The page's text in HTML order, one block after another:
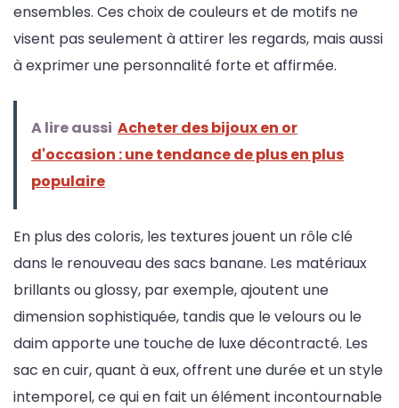
ensembles. Ces choix de couleurs et de motifs ne
visent pas seulement à attirer les regards, mais aussi
à exprimer une personnalité forte et affirmée.
A lire aussi Acheter des bijoux en or
d'occasion : une tendance de plus en plus
populaire
En plus des coloris, les textures jouent un rôle clé
dans le renouveau des sacs banane. Les matériaux
brillants ou glossy, par exemple, ajoutent une
dimension sophistiquée, tandis que le velours ou le
daim apporte une touche de luxe décontracté. Les
sac en cuir, quant à eux, offrent une durée et un style
intemporel, ce qui en fait un élément incontournable